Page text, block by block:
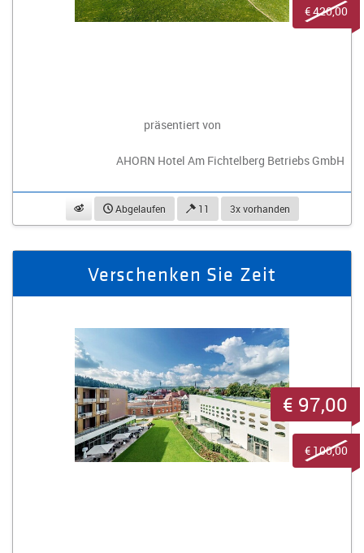
präsentiert von
AHORN Hotel Am Fichtelberg Betriebs GmbH
beobachtenAbgelaufen 11 3x vorhanden
€ 420,00
Verschenken Sie Zeit
€ 97,00
€ 100,00